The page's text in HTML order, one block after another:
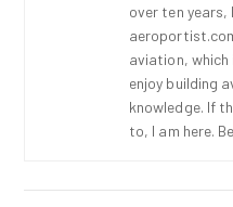
over ten years,
aviation,
enjoy building
knowledge. If
to, I am here.